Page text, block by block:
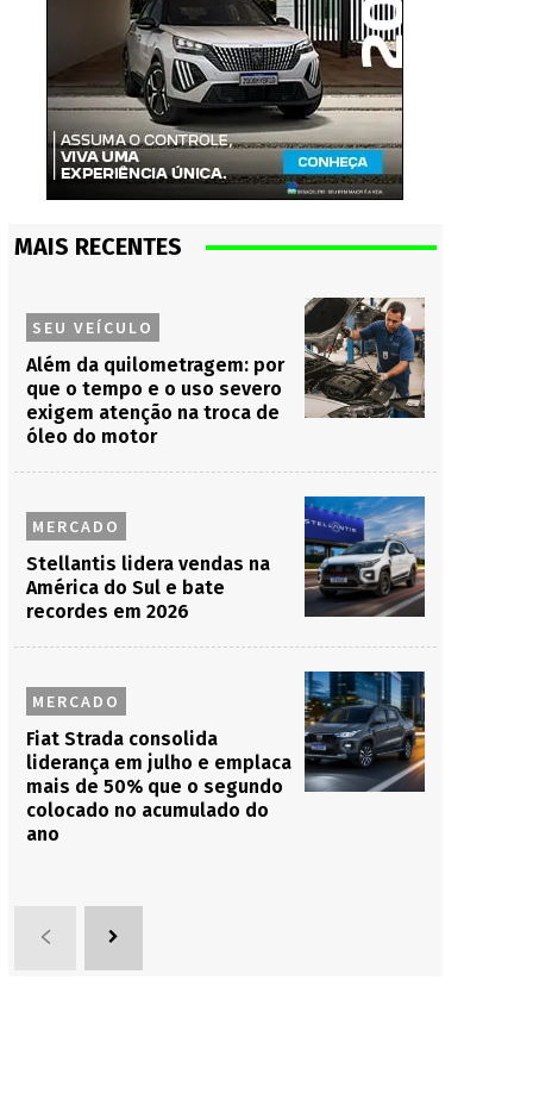
MAIS RECENTES
SEU VEÍCULO
Além da quilometragem: por
que o tempo e o uso severo
exigem atenção na troca de
óleo do motor
MERCADO
Stellantis lidera vendas na
América do Sul e bate
recordes em 2026
MERCADO
Fiat Strada consolida
liderança em julho e emplaca
mais de 50% que o segundo
colocado no acumulado do
ano